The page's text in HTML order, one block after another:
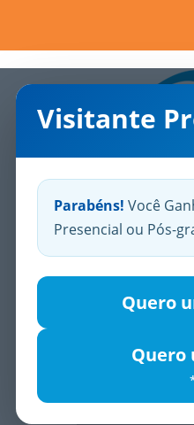
Visitante
Parabéns! Você
Presencial ou Pós-
Quero
Quero